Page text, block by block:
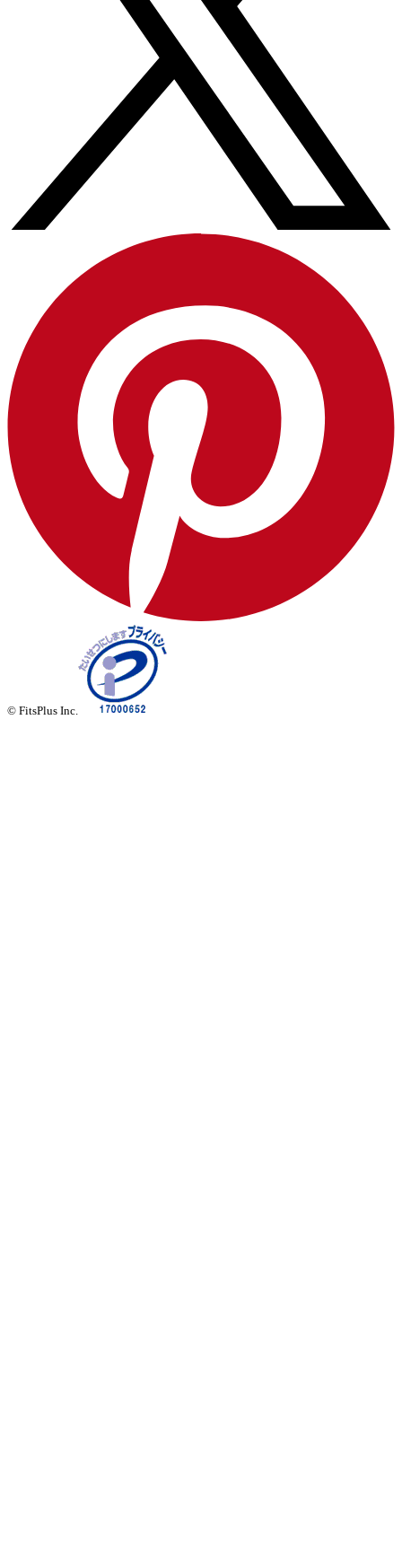
© FitsPlus Inc.